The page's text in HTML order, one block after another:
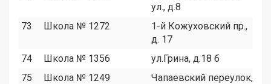
ул., д.8
73 Школа № 1272
1-й Кожуховский пр.,
д. 17
74 Школа № 1356 ул.Грина, д.18 б
75
Школа № 1249
Чапаевский переулок,